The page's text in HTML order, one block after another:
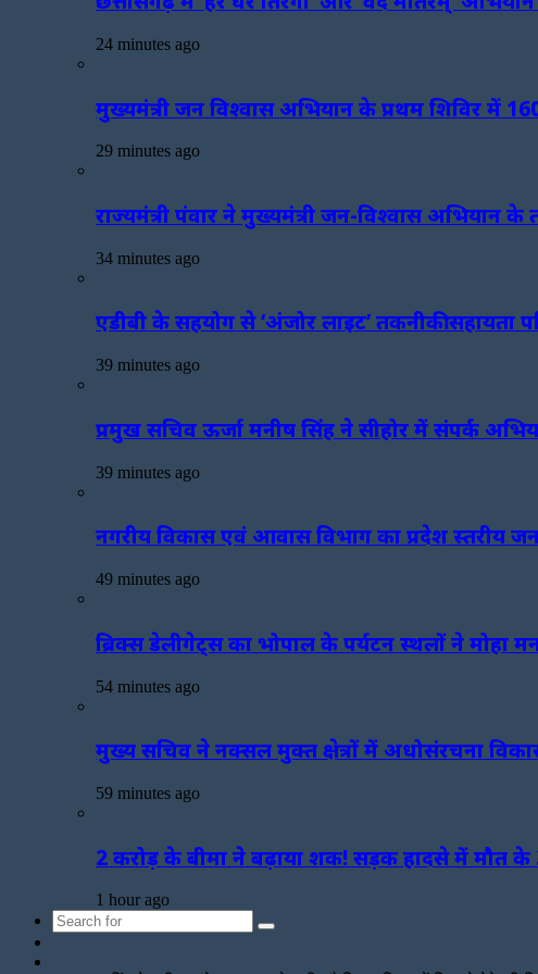
24 minutes ago
मुख्यमंत्री जन विश्वास अभियान के प्रथम शिविर में
29 minutes ago
राज्यमंत्री पंवार ने मुख्यमंत्री जन-विश्वास अभियान
34 minutes ago
एडीबी के सहयोग से ‘अंजोर लाइट’ तकनीकी सहायता
39 minutes ago
प्रमुख सचिव ऊर्जा मनीष सिंह ने सीहोर में संपर्क
39 minutes ago
नगरीय विकास एवं आवास विभाग का प्रदेश स्तरीय
49 minutes ago
ब्रिक्स डेलीगेट्स का भोपाल के पर्यटन स्थलों ने मोहा
54 minutes ago
मुख्य सचिव ने नक्सल मुक्त क्षेत्रों में अधोसंरचना
59 minutes ago
2 करोड़ के बीमा ने बढ़ाया शक! सड़क हादसे में मौत के
1 hour ago
Search